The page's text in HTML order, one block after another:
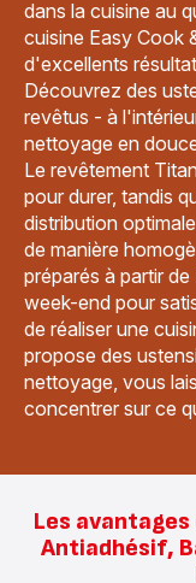
dans la cuisine au
cuisine Easy Cook
d'excellents
Découvrez des
revêtus - à
nettoyage en
Le revêtement
pour durer, tandis
distribution
de manière
préparés à partir
week-end pour
de réaliser une
propose des
nettoyage, vous
concentrer sur ce
Les avantages
Antiadhésif,